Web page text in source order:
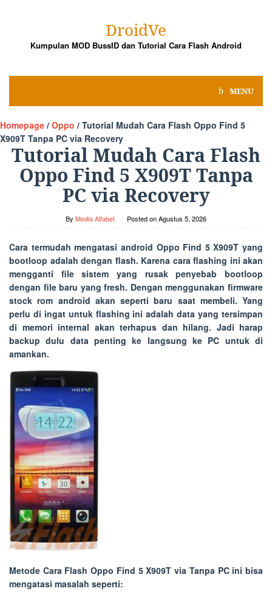
DroidVe
Kumpulan MOD BussID dan Tutorial Cara Flash Android
MENU
Homepage / Oppo / Tutorial Mudah Cara Flash Oppo Find 5
X909T Tanpa PC via Recovery
Tutorial Mudah Cara Flash
Oppo Find 5 X909T Tanpa
PC via Recovery
By Media Alfabet Posted onAgustus 5, 2026
Cara termudah mengatasi android Oppo Find 5 X909T yang
bootloop adalah dengan flash. Karena cara flashing ini akan
mengganti file sistem yang rusak penyebab bootloop
dengan file baru yang fresh. Dengan menggunakan firmware
stock rom android akan seperti baru saat membeli. Yang
perlu di ingat untuk flashing ini adalah data yang tersimpan
di memori internal akan terhapus dan hilang. Jadi harap
backup dulu data penting ke langsung ke PC untuk di
amankan.
Metode Cara Flash Oppo Find 5 X909T via Tanpa PCini bisa
mengatasi masalah seperti: